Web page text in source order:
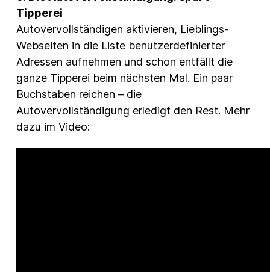
Tipperei
Autovervollständigen aktivieren, Lieblings-
Webseiten in die Liste benutzerdefinierter
Adressen aufnehmen und schon entfällt die
ganze Tipperei beim nächsten Mal. Ein paar
Buchstaben reichen – die
Autovervollständigung erledigt den Rest. Mehr
dazu im Video: